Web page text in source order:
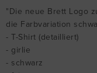
"Die neue Brett Logo
die Farbvariation
- T-Shirt (detailliert)
- girlie
- schwarz